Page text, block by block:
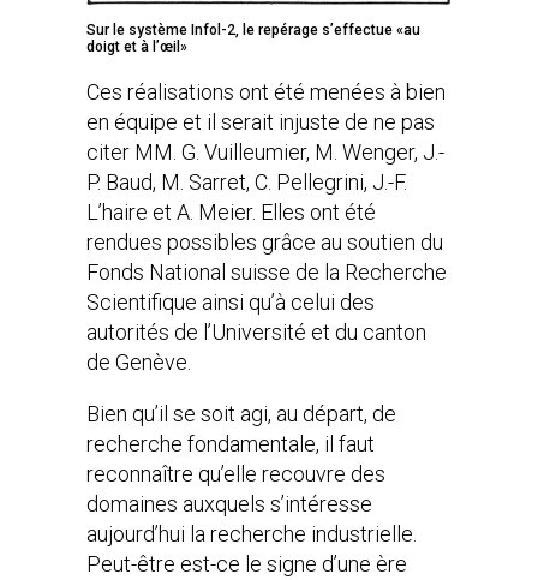
Sur le système Infol-2, le repérage s’effectue «au
doigt et à l’œil»
Ces réalisations ont été menées à bien
en équipe et il serait injuste de ne pas
citer MM. G. Vuilleumier, M. Wenger, J.-
P. Baud, M. Sarret, C. Pellegrini, J.-F.
L’haire et A. Meier. Elles ont été
rendues possibles grâce au soutien du
Fonds National suisse de la Recherche
Scientifique ainsi qu’à celui des
autorités de l’Université et du canton
de Genève.
Bien qu’il se soit agi, au départ, de
recherche fondamentale, il faut
reconnaître qu’elle recouvre des
domaines auxquels s’intéresse
aujourd’hui la recherche industrielle.
Peut-être est-ce le signe d’une ère